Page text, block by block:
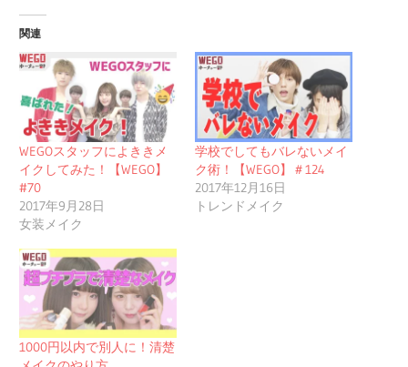
関連
WEGOスタッフによききメ
イクしてみた！【WEGO】
#70
2017年9月28日
女装メイク
学校でしてもバレないメイ
ク術！【WEGO】＃124
2017年12月16日
トレンドメイク
1000円以内で別人に！清楚